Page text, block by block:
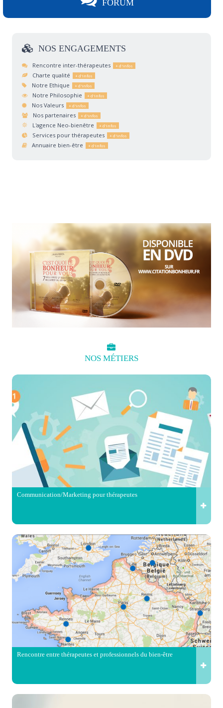
FORUM
NOS ENGAGEMENTS
Rencontre inter-thérapeutes
Charte qualité
Notre Ethique
Notre Philosophie
Nos Valeurs
Nos partenaires
L'agence Neo-bienêtre
Services pour thérapeutes
Annuaire bien-être
NOS MÉTIERS
Communication/Marketing pour thérapeutes
Rencontre entre thérapeutes et professionnels du bien-être